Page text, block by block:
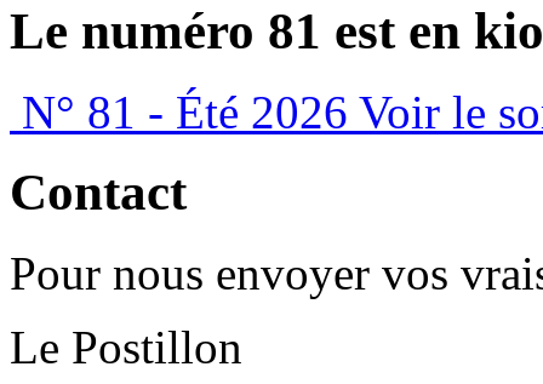
Le numéro 81 est en
N° 81 - Été 2026 Voir le
Contact
Pour nous envoyer vos
Le Postillon